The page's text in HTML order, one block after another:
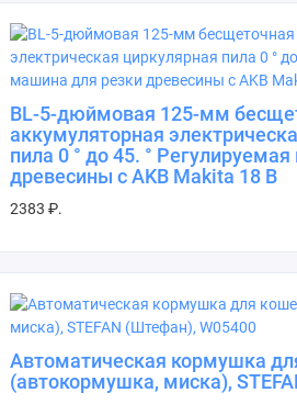
BL-5-дюймовая 125-мм
аккумуляторная
пила 0 ° до 45. °
древесины c AKB Makita 18 В
2383 ₽.
Автоматическая кормушка
(автокормушка, миска),